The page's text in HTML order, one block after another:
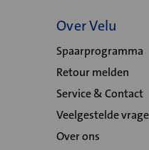
Over Velu
Spaarprogramma
Retour melden
Service & Contact
Veelgestelde
Over ons